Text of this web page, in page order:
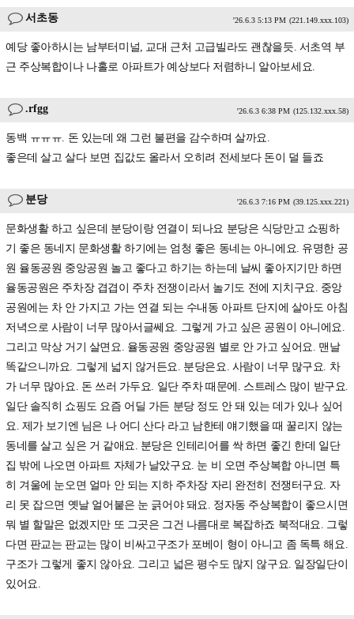
서초동 '26.6.3 5:13 PM (221.149.xxx.103)
예당 좋아하시는 남부터미널, 교대 근처 고급빌라도 괜찮을듯. 서초역 부
근 주상복합이나 나홀로 아파트가 예상보다 저렴하니 알아보세요.
.rfgg '26.6.3 6:38 PM (125.132.xxx.58)
동백 ㅠㅠㅠ. 돈 있는데 왜 그런 불편을 감수하며 살까요.
좋은데 살고 살다 보면 집값도 올라서 오히려 전세보다 돈이 덜 들죠
분당 '26.6.3 7:16 PM (39.125.xxx.221)
문화생활 하고 싶은데 분당이랑 연결이 되나요 분당은 식당만고 쇼핑하
기 좋은 동네지 문화생활 하기에는 엄청 좋은 동네는 아니에요. 유명한 공
원 율동공원 중앙공원 놀고 좋다고 하기는 하는데 날씨 좋아지기만 하면
율동공원은 주차장 겹겹이 주차 전쟁이라서 놀기도 전에 지치구요. 중앙
공원에는 차 안 가지고 가는 연결 되는 수내동 아파트 단지에 살아도 아침
저녁으로 사람이 너무 많아서글쎄요. 그렇게 가고 싶은 공원이 아니에요.
그리고 막상 거기 살면요. 율동공원 중앙공원 별로 안 가고 싶어요. 맨날
똑같으니까요. 그렇게 넓지 않거든요. 분당은요. 사람이 너무 많구요. 차
가 너무 많아요. 돈 쓰러 가두요. 일단 주차 때문에. 스트레스 많이 받구요.
일단 솔직히 쇼핑도 요즘 어딜 가든 분당 정도 안 돼 있는 데가 있나 싶어
요. 제가 보기엔 님은 나 어디 산다 라고 남한테 얘기했을 때 꿀리지 않는
동네를 살고 싶은 거 같애요. 분당은 인테리어를 싹 하면 좋긴 한데 일단
집 밖에 나오면 아파트 자체가 날았구요. 눈 비 오면 주상복합 아니면 특
히 겨울에 눈오면 얼마 안 되는 지하 주차장 자리 완전히 전쟁터구요. 자
리 못 잡으면 옛날 얼어붙은 눈 긁어야 돼요. 정자동 주상복합이 좋으시면
뭐 별 할말은 없겠지만 또 그곳은 그건 나름대로 복잡하죠 북적대요. 그렇
다면 판교는 판교는 많이 비싸고구조가 포베이 형이 아니고 좀 독특 해요.
구조가 그렇게 좋지 않아요. 그리고 넓은 평수도 많지 않구요. 일장일단이
있어요.